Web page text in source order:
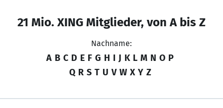
21 Mio. XING Mitglieder, von A bis Z
Nachname:
A B C D E F G H I J K L M N O P
Q R S T U V W X Y Z